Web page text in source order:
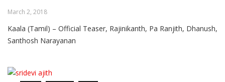
March 2, 2018
Kaala (Tamil) – Official Teaser, Rajinikanth, Pa Ranjith, Dhanush,
Santhosh Narayanan